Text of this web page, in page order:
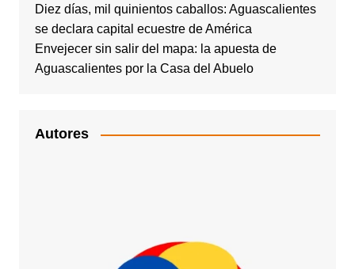
Diez días, mil quinientos caballos: Aguascalientes
se declara capital ecuestre de América
Envejecer sin salir del mapa: la apuesta de
Aguascalientes por la Casa del Abuelo
Autores